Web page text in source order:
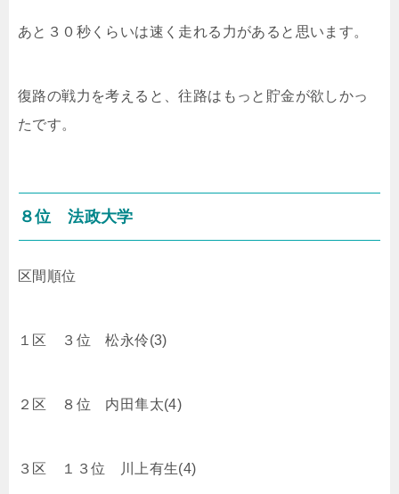
あと３０秒くらいは速く走れる力があると思います。
復路の戦力を考えると、往路はもっと貯金が欲しかっ
たです。
８位 法政大学
区間順位
１区 ３位 松永伶(3)
２区 ８位 内田隼太(4)
３区 １３位 川上有生(4)